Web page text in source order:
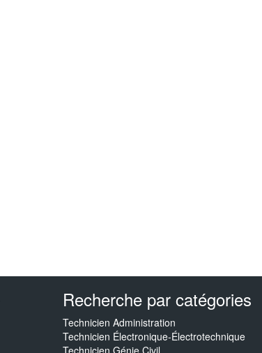
Recherche par catégories
Technicien Administration
Technicien Électronique-Électrotechnique
Technicien Génie Civil